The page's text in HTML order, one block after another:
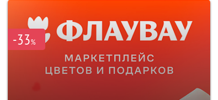
-33%